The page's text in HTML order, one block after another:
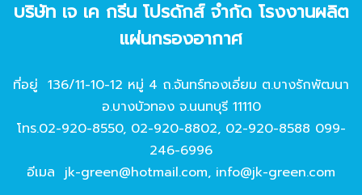
บริษัท เจ เค กรีน โปรดักส์ จํากัด โรงงานผลิต
แผ่นกรองอากาศ
ที่อยู่ 136/11-10-12 หมู่ 4 ถ.จันทร์ทองเอี่ยม ต.บางรักพัฒนา
อ.บางบัวทอง จ.นนทบุรี 11110
โทร.02-920-8550, 02-920-8802, 02-920-8588 099-
246-6996
อีเมล jk-green@hotmail.com, info@jk-green.com